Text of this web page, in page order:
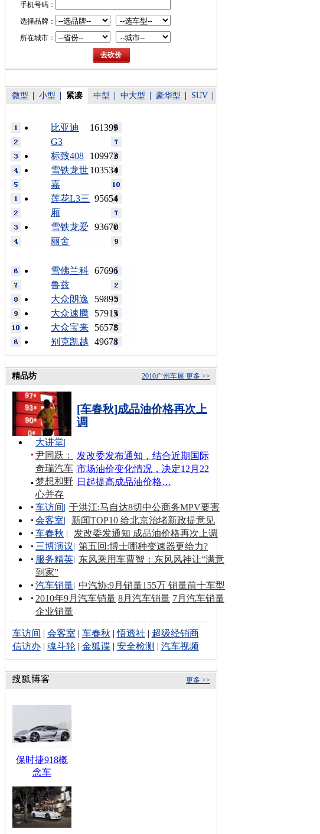
手机号码：
选择品牌：
所在城市：
微型 小型 紧凑 中型 中大型 豪华型 SUV
161399
比亚迪
G3
109973
标致408
103534
雪铁龙世
嘉
95654
莲花L3三
厢
93670
雪铁龙爱
丽舍
67696
雪佛兰科
鲁兹
59895
大众朗逸
57915
大众速腾
56578
大众宝来
49678
别克凯越
更多 >>
2010广州车展
精品坊
[车春秋]成品油价格再次上
调
发改委发布通知，结合近期国际
市场油价变化情况，决定12月22
日起提高成品油价格…
大讲堂|
尹同跃：
奇瑞汽车
梦想和野
心并存
车访间| 于洪江:马自达8切中公商务MPV要害
会客室|
新闻TOP10 给北京治堵新政提意见
车春秋 |
发改委发通知 成品油价格再次上调
三博演议| 第五回:博士哪种变速器更给力?
服务精英| 东风乘用车曹智：东风风神让“满意
到家”
汽车销量| 中汽协:9月销量155万 销量前十车型
2010年9月汽车销量 8月汽车销量 7月汽车销量
企业销量
车访间 | 会客室 | 车春秋 |悟透社 | 超级经销商
信访办| 魂斗轮| 金狐谍 | 安全检测 | 汽车视频
更多 >>
保时捷918概
念车